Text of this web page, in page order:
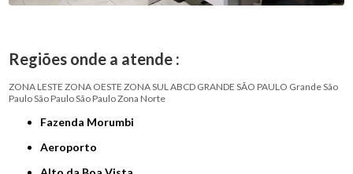
Regiões onde a atende :
ZONA LESTE ZONA OESTE ZONA SULABCD GRANDE SÃO PAULO Grande São
PauloSão PauloSão PauloZona Norte
Fazenda Morumbi
Aeroporto